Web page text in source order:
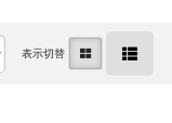
表示切替